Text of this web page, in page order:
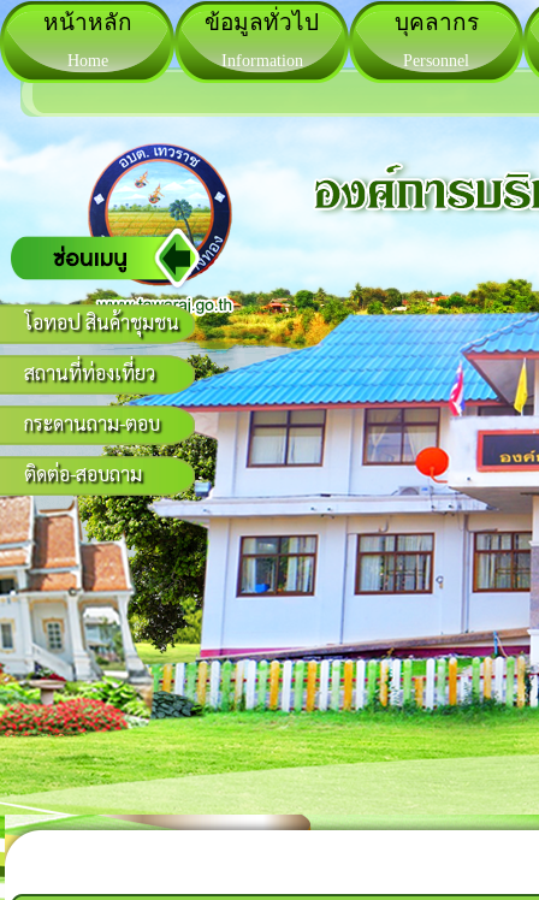
โอทอป สินค้าชุมชน
สถานที่ท่องเที่ยว
กระดานถาม-ตอบ
ติดต่อ-สอบถาม
หน้าหลัก
Home
ข้อมูลทั่วไป
Information
บุคลากร
Personnel